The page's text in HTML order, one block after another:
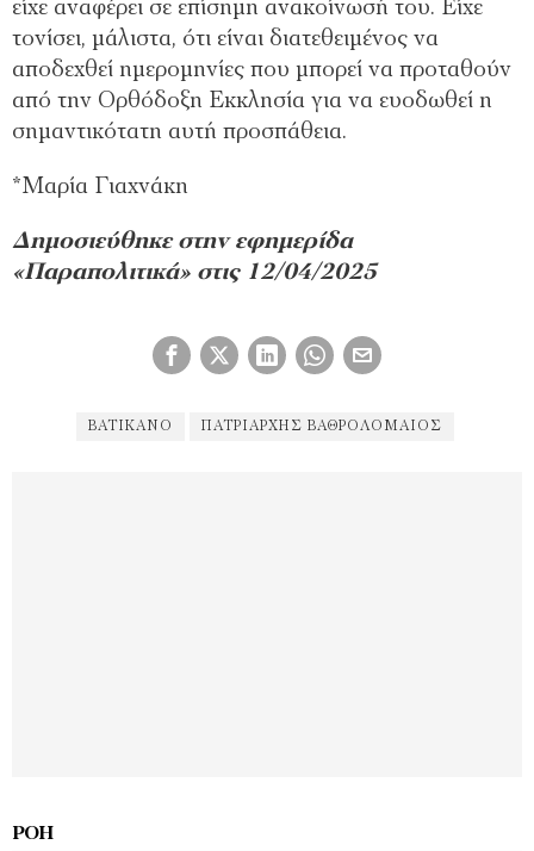
είχε αναφέρει σε επίσηµη ανακοίνωσή του. Είχε
τονίσει, µάλιστα, ότι είναι διατεθειµένος να
αποδεχθεί ηµεροµηνίες που µπορεί να προταθούν
από την Ορθόδοξη Εκκλησία για να ευοδωθεί η
σηµαντικότατη αυτή προσπάθεια.
*Μαρία Γιαχνάκη
Δημοσιεύθηκε στην εφημερίδα
«Παραπολιτικά» στις 12/04/2025
ΒΑΤΙΚΑΝΌ ΠΑΤΡΙΆΡΧΗΣ ΒΑΘΡΟΛΟΜΑΊΟΣ
ΡΟΉ